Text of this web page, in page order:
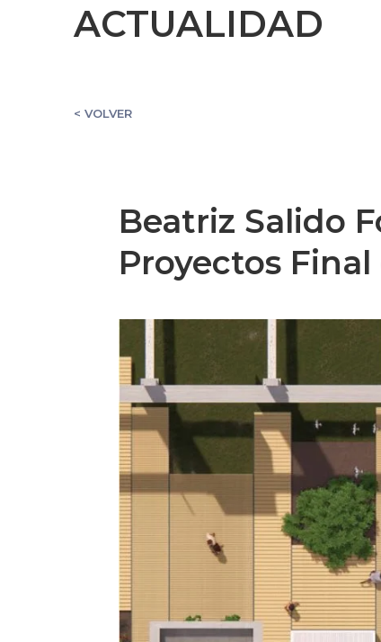
ACTUALIDAD
< VOLVER
Beatriz Salido
Proyectos